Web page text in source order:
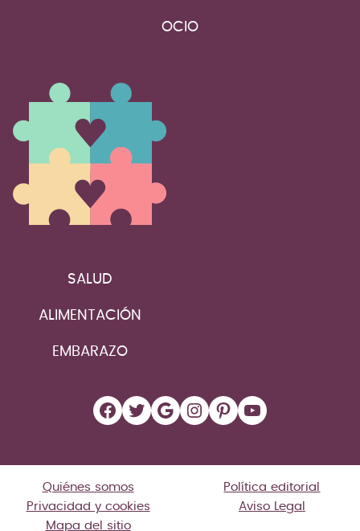
OCIO
SALUD
ALIMENTACIÓN
EMBARAZO
Facebook
Twitter
Google
Instagram
Pinterest
YouTube
Quiénes somos
Política editorial
Privacidad y cookies
Aviso Legal
Mapa del sitio